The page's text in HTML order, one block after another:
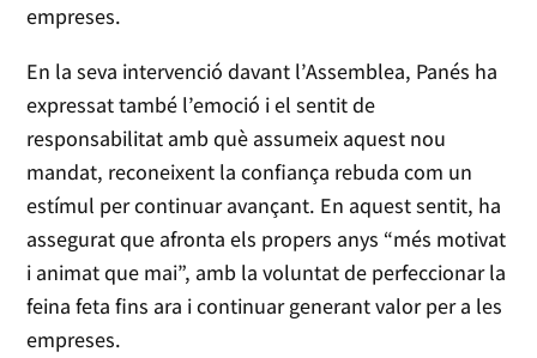
empreses.
En la seva intervenció davant l’Assemblea, Panés ha
expressat també l’emoció i el sentit de
responsabilitat amb què assumeix aquest nou
mandat, reconeixent la confiança rebuda com un
estímul per continuar avançant. En aquest sentit, ha
assegurat que afronta els propers anys “més motivat
i animat que mai”, amb la voluntat de perfeccionar la
feina feta fins ara i continuar generant valor per a les
empreses.